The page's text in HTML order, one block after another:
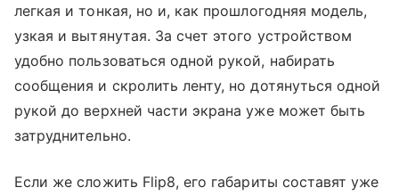
легкая и тонкая, но и, как прошлогодняя модель,
узкая и вытянутая. За счет этого устройством
удобно пользоваться одной рукой, набирать
сообщения и скролить ленту, но дотянуться одной
рукой до верхней части экрана уже может быть
затруднительно.
Если же сложить Flip8, его габариты составят уже